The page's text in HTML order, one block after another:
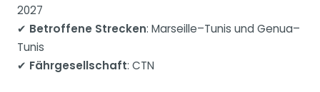
2027
✔ Betroffene Strecken: Marseille–Tunis und Genua–
Tunis
✔ Fährgesellschaft: CTN